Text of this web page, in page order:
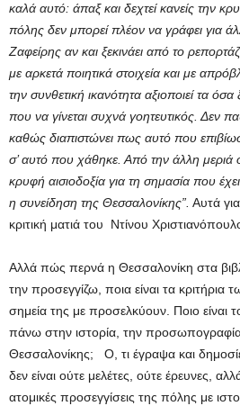
καλά αυτό: άπαξ και δεχτεί κανείς την
πόλης δεν μπορεί πλέον να γράφει για
Ζαφείρης αν και ξεκινάει από το
με αρκετά ποιητικά στοιχεία και με
την συνθετική ικανότητα αξιοποιεί τα όσα
που να γίνεται συχνά γοητευτικός. Δεν
καθώς διαπιστώνει πως αυτό που
σ’ αυτό που χάθηκε. Από την άλλη μεριά
κρυφή αισιοδοξία για τη σημασία που
η συνείδηση της Θεσσαλονίκης”. Αυτά
κριτική ματιά του Ντίνου
Αλλά πώς περνά η Θεσσαλονίκη στα
την προσεγγίζω, ποια είναι τα κριτήρια
σημεία της με προσελκύουν. Ποιο
πάνω στην ιστορία, την
Θεσσαλονίκης; Ο, τι έγραψα και
δεν είναι ούτε μελέτες, ούτε έρευνες,
ατομικές προσεγγίσεις της πόλης με